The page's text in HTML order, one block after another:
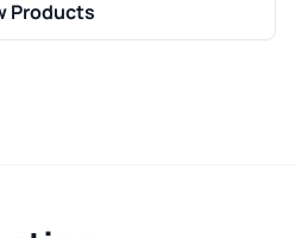
Products